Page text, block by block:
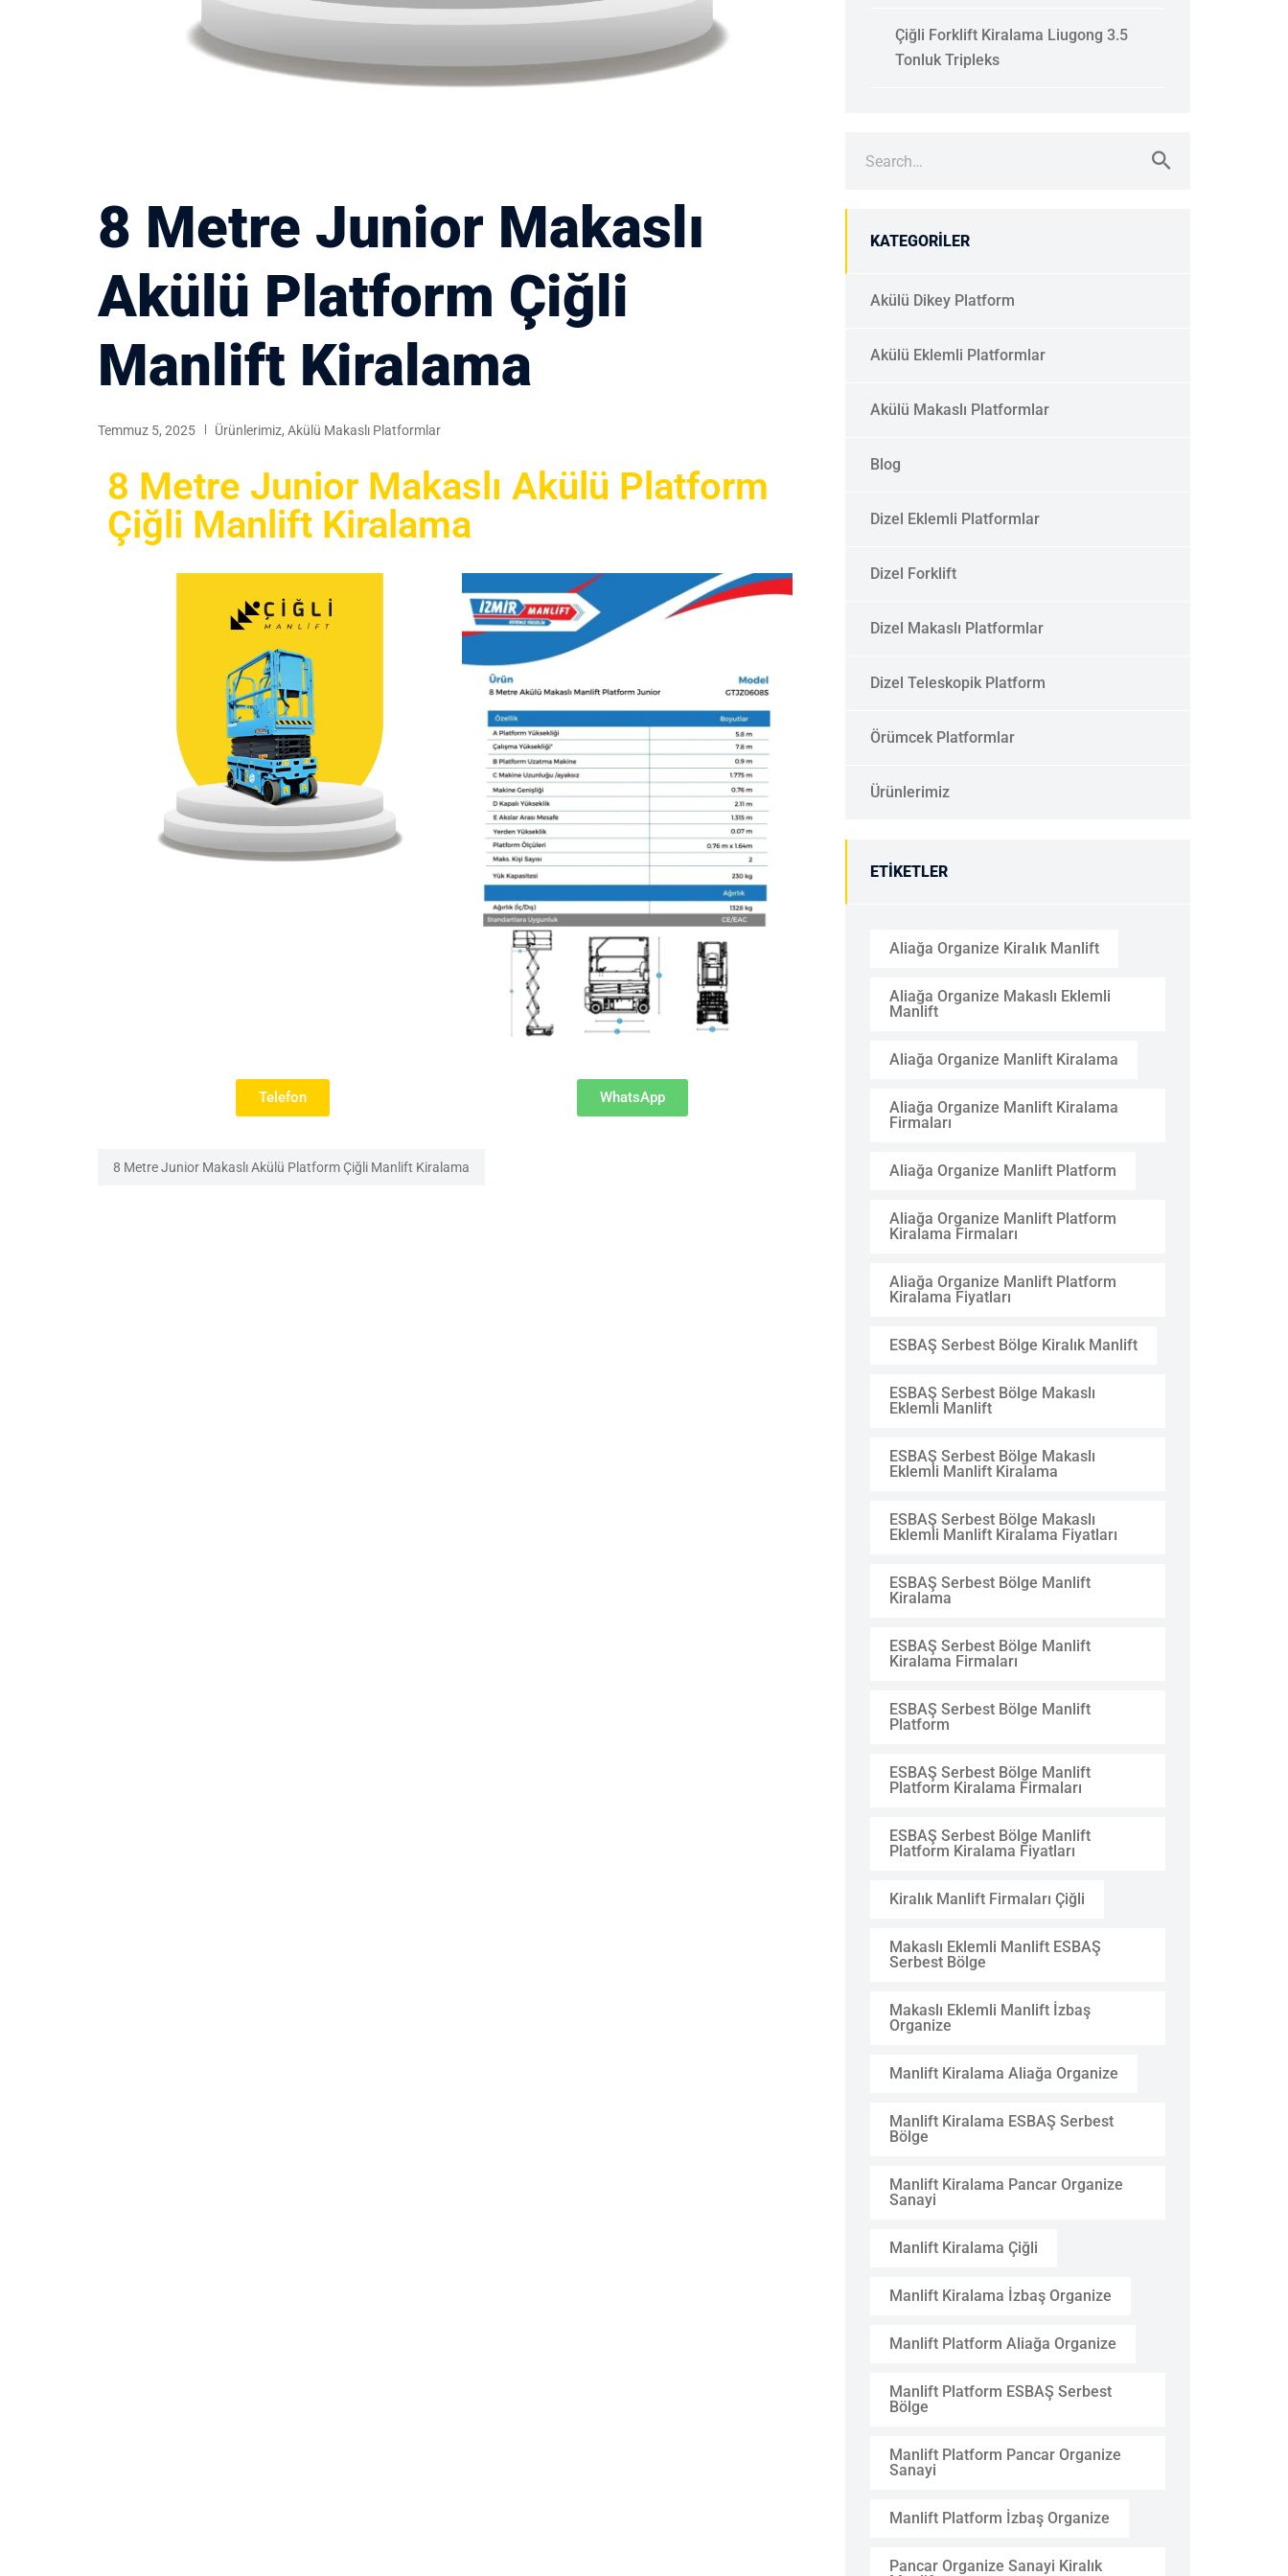
8 Metre Junior Makaslı
Akülü Platform Çiğli
Manlift Kiralama
Temmuz 5, 2025 Ürünlerimiz, Akülü Makaslı Platformlar
8 Metre Junior Makaslı Akülü Platform
Çiğli Manlift Kiralama
Telefon WhatsApp
8 Metre Junior Makaslı Akülü Platform Çiğli Manlift Kiralama
Çiğli Forklift Kiralama Liugong 3.5
Tonluk Tripleks
KATEGORILER
Akülü Dikey Platform
Akülü Eklemli Platformlar
Akülü Makaslı Platformlar
Blog
Dizel Eklemli Platformlar
Dizel Forklift
Dizel Makaslı Platformlar
Dizel Teleskopik Platform
Örümcek Platformlar
Ürünlerimiz
ETIKETLER
Aliağa Organize Kiralık Manlift
Aliağa Organize Makaslı Eklemli
Manlift
Aliağa Organize Manlift Kiralama
Aliağa Organize Manlift Kiralama
Firmaları
Aliağa Organize Manlift Platform
Aliağa Organize Manlift Platform
Kiralama Firmaları
Aliağa Organize Manlift Platform
Kiralama Fiyatları
ESBAŞ Serbest Bölge Kiralık Manlift
ESBAŞ Serbest Bölge Makaslı
Eklemli Manlift
ESBAŞ Serbest Bölge Makaslı
Eklemli Manlift Kiralama
ESBAŞ Serbest Bölge Makaslı
Eklemli Manlift Kiralama Fiyatları
ESBAŞ Serbest Bölge Manlift
Kiralama
ESBAŞ Serbest Bölge Manlift
Kiralama Firmaları
ESBAŞ Serbest Bölge Manlift
Platform
ESBAŞ Serbest Bölge Manlift
Platform Kiralama Firmaları
ESBAŞ Serbest Bölge Manlift
Platform Kiralama Fiyatları
Kiralık Manlift Firmaları Çiğli
Makaslı Eklemli Manlift ESBAŞ
Serbest Bölge
Makaslı Eklemli Manlift İzbaş
Organize
Manlift Kiralama Aliağa Organize
Manlift Kiralama ESBAŞ Serbest
Bölge
Manlift Kiralama Pancar Organize
Sanayi
Manlift Kiralama Çiğli
Manlift Kiralama İzbaş Organize
Manlift Platform Aliağa Organize
Manlift Platform ESBAŞ Serbest
Bölge
Manlift Platform Pancar Organize
Sanayi
Manlift Platform İzbaş Organize
Pancar Organize Sanayi Kiralık